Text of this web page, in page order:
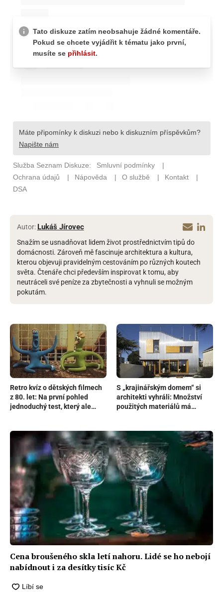
Autor: Lukáš Jírovec
Snažím se usnadňovat lidem život prostřednictvím tipů do
domácnosti. Zároveň mě fascinuje architektura a kultura,
kterou objevuji pravidelným cestováním po různých koutech
světa. Čtenáře chci především inspirovat k tomu, aby
neutráceli své peníze za zbytečnosti a vyhnuli se možným
pokutám.
Retro kvíz o dětských filmech
z 80. let: Na první pohled
jednoduchý test, který ale
S „krajinářským domem“ si
architekti vyhráli: Množství
použitých materiálů má
Cena broušeného skla letí nahoru. Lidé se ho nebojí
nabídnout i za desítky tisíc Kč